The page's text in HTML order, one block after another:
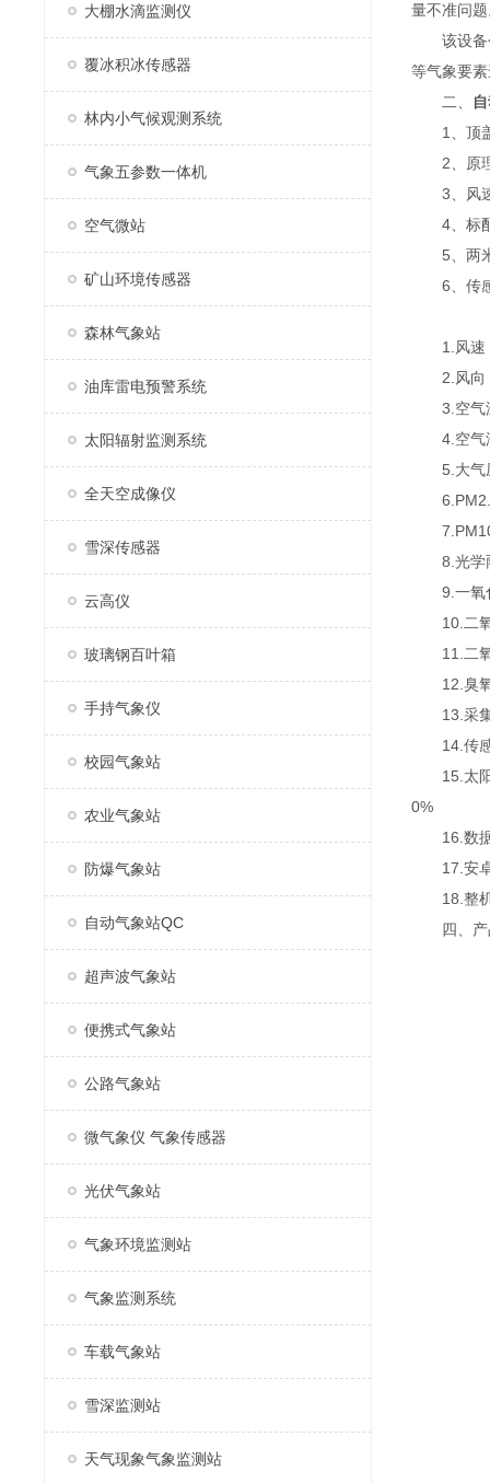
大棚水滴监测仪
覆冰积冰传感器
林内小气候观测系统
气象五参数一体机
空气微站
矿山环境传感器
森林气象站
油库雷电预警系统
太阳辐射监测系统
全天空成像仪
雪深传感器
云高仪
玻璃钢百叶箱
手持气象仪
校园气象站
农业气象站
防爆气象站
自动气象站QC
超声波气象站
便携式气象站
公路气象站
微气象仪 气象传感器
光伏气象站
气象环境监测站
气象监测系统
车载气象站
雪深监测站
天气现象气象监测站
量不准问
该设备创
等气象要
二、
1、顶盖
2、原理
3、风速
4、标配
5、两米
6、传感
1.风速：
2.风向：
3.空气温
4.空气湿
5.大气压
6.PM2.5
7.PM10
8.光学雨
9.一氧化
10.二氧
11.二氧
12.臭氧
13.采集
14.传感
15.太阳
0%
16.数据
17.安卓7
18.整机
四、产